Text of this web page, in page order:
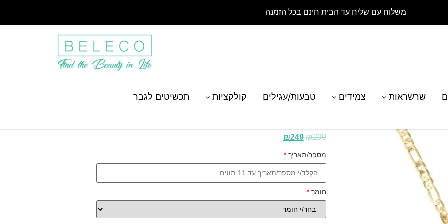
משלוח עם שליח עד הבית חינם בכל הזמנה
שרשראות צמידים טבעות/עגילים קולקציות תכשיטים לגבר פיגרו עם מספר לגבר בסגנון פונט קולג'
₪299
₪249
מספר/תאריך*
חומר*